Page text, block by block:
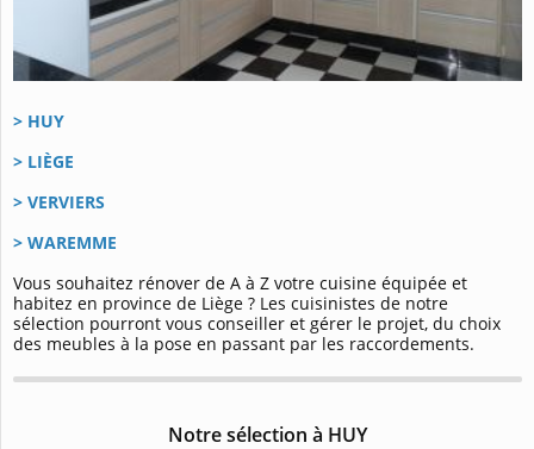
> HUY
> LIÈGE
> VERVIERS
> WAREMME
Vous souhaitez rénover de A à Z votre cuisine équipée et
habitez en province de Liège ? Les cuisinistes de notre
sélection pourront vous conseiller et gérer le projet, du choix
des meubles à la pose en passant par les raccordements.
Notre sélection à HUY